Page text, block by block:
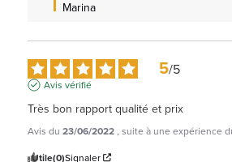
Marina
5/5
Avis vérifié
Très bon rapport qualité et prix
Avis du 23/06/2022, suite à une expérience
Utile(0)Signaler